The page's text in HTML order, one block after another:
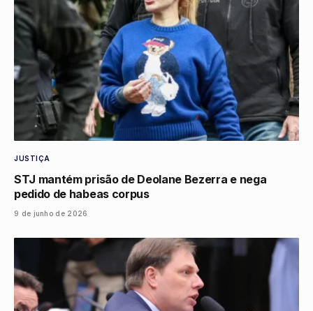
JUSTIÇA
STJ mantém prisão de Deolane Bezerra e nega
pedido de habeas corpus
9 de junho de 2026